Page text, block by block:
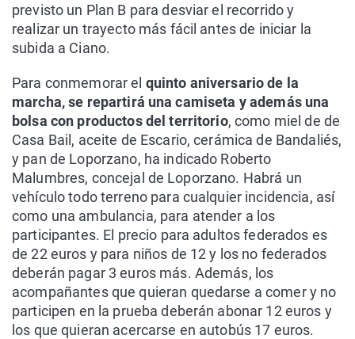
previsto un Plan B para desviar el recorrido y
realizar un trayecto más fácil antes de iniciar la
subida a Ciano.
Para conmemorar el quinto aniversario de la
marcha, se repartirá una camiseta y además una
bolsa con productos del territorio, como miel de de
Casa Bail, aceite de Escario, cerámica de Bandaliés,
y pan de Loporzano, ha indicado Roberto
Malumbres, concejal de Loporzano. Habrá un
vehículo todo terreno para cualquier incidencia, así
como una ambulancia, para atender a los
participantes. El precio para adultos federados es
de 22 euros y para niños de 12 y los no federados
deberán pagar 3 euros más. Además, los
acompañantes que quieran quedarse a comer y no
participen en la prueba deberán abonar 12 euros y
los que quieran acercarse en autobús 17 euros.